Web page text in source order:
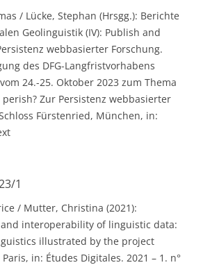
/ Lücke, Stephan (Hrsgg.): Berichte
Geolinguistik (IV): Publish and
webbasierter Forschung.
des DFG-Langfristvorhabens
24.-25. Oktober 2023 zum Thema
Zur Persistenz webbasierter
Fürstenried, München, in:
1
/ Mutter, Christina (2021):
interoperability of linguistic data:
illustrated by the project
in: Études Digitales. 2021 – 1. n°